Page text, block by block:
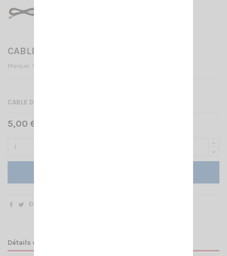
CABLE SIGMA +PL SOUDEE
Marque: SIGMA
CABLE D'ANTENNE SIGMA AVEC PL SOUDEE
5,00 € TTC
Détails du produit